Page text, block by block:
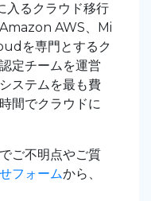
入るクラウド移行
AWS、Mi
を専門とするク
定チームを運営
ステムを最も費
間でクラウドに
ご不明点やご質
フォームから、